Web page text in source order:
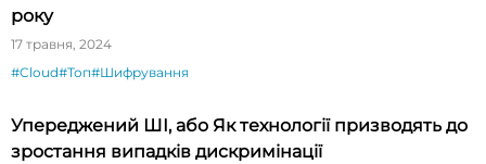
року
17 травня, 2024
#Cloud#Топ#Шифрування
Упереджений ШІ, або Як технології призводять до
зростання випадків дискримінації